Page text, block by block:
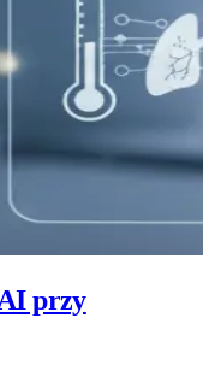
przy